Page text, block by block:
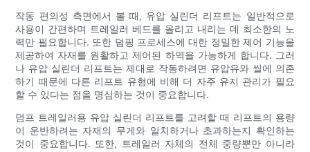
작동 편의성 측면에서 볼 때, 유압 실린더 리프트는 일반적으로
사용이 간편하며 트레일러 베드를 올리고 내리는 데 최소한의 노
력만 필요합니다. 또한 덤핑 프로세스에 대한 정밀한 제어 기능을
제공하여 자재를 원활하고 제어된 하역을 가능하게 합니다. 그러
나 유압 실린더 리프트는 제대로 작동하려면 유압유와 씰에 의존
하기 때문에 다른 리프트 유형에 비해 더 자주 유지 관리가 필요
할 수 있다는 점을 명심하는 것이 중요합니다.
덤프 트레일러용 유압 실린더 리프트를 고려할 때 리프트의 용량
이 운반하려는 자재의 무게와 일치하거나 초과하는지 확인하는
것이 중요합니다. 또한, 트레일러 자체의 전체 중량뿐만 아니라